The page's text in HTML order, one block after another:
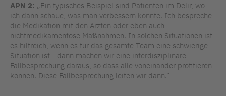
APN 2: „Ein typisches Beispiel sind Patienten im Delir, wo
ich dann schaue, was man verbessern könnte. Ich bespreche
die Medikation mit den Ärzten oder eben auch
nichtmedikamentöse Maßnahmen. In solchen Situationen ist
es hilfreich, wenn es für das gesamte Team eine schwierige
Situation ist - dann machen wir eine interdisziplinäre
Fallbesprechung daraus, so dass alle voneinander profitieren
können. Diese Fallbesprechung leiten wir dann.“